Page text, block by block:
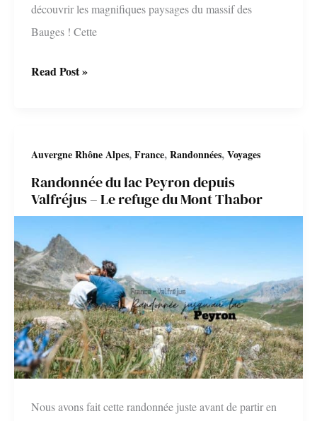
découvrir les magnifiques paysages du massif des
Bauges ! Cette
Randonnée
des
Bauges
–
Mont
Colombier
Read Post »
Auvergne Rhône Alpes,France,Randonnées,Voyages
Randonnée du lac Peyron depuis
Valfréjus – Le refuge du Mont Thabor
Nous avons fait cette randonnée juste avant de partir en